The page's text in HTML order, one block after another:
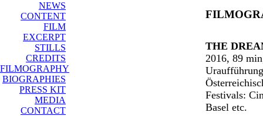
NEWS
CONTENT
FILM
EXCERPT
STILLS
CREDITS
FILMOGRAPHY
BIOGRAPHIES
PRESS KIT
MEDIA
CONTACT
THE
2016, 89
Festivals:
Basel etc.